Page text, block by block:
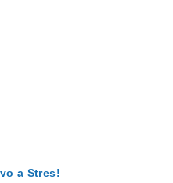
a Stres!